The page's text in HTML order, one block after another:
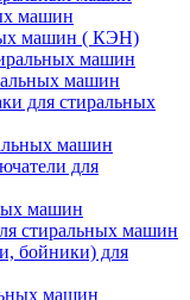
машин
машин ( КЭН)
машин
машин
для стиральных
машин
для
машин
стиральных машин
бойники) для
машин